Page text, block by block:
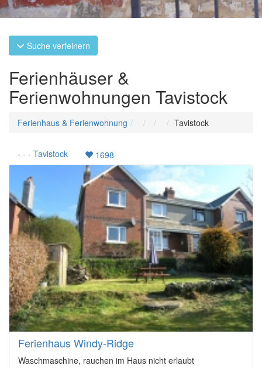
Suche verfeinern
Ferienhäuser &
Ferienwohnungen Tavistock
Ferienhaus & Ferienwohnung Tavistock
- - - Tavistock 1698
Ferienhaus Windy-Ridge
Waschmaschine, rauchen im Haus nicht erlaubt